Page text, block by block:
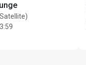
titular do cartão